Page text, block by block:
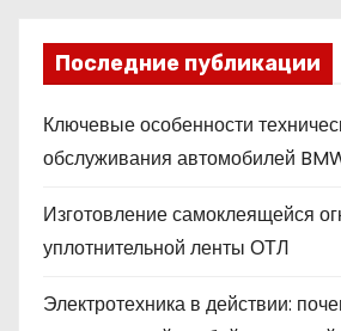
Последние публикации
Ключевые особенности
обслуживания автомобилей
Изготовление самоклеящейся
уплотнительной ленты ОТЛ
Электротехника в действии: